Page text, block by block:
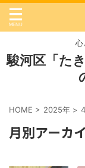
心
駿河区「た
HOME > 2025年 >
月別アーカ